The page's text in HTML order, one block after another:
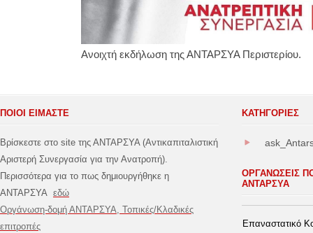
Ανοιχτή εκδήλωση της ΑΝΤΑΡΣΥΑ Περιστερίου.
ΠΟΙΟΙ ΕΙΜΑΣΤΕ
Βρίσκεστε στο site της ΑΝΤΑΡΣΥΑ (Αντικαπιταλιστική
Αριστερή Συνεργασία για την Ανατροπή).
Περισσότερα για το πως δημιουργήθηκε η
ΑΝΤΑΡΣΥΑ εδώ
Οργάνωση-δομή ΑΝΤΑΡΣΥΑ, Τοπικές/Κλαδικές
επιτροπές
ΚΑΤΗΓΟΡΊΕΣ
ΟΡΓΑΝΩΣΕΙΣ
ΑΝΤΑΡΣΥΑ
Επαναστατικό